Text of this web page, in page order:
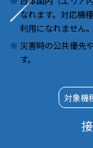
なれます。対応機
利用になれません。
災害時の公共優先
す。
対象機